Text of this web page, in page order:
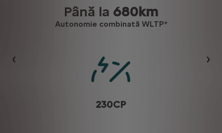
Până la 680km
Autonomie combinată WLTP*
Précédent
230CP